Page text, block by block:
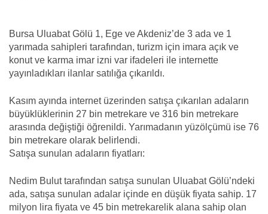
Bursa Uluabat Gölü 1, Ege ve Akdeniz’de 3 ada ve 1
yarımada sahipleri tarafından, turizm için imara açık ve
konut ve karma imar izni var ifadeleri ile internette
yayınladıkları ilanlar satılığa çıkarıldı.
Kasım ayında internet üzerinden satışa çıkarılan adaların
büyüklüklerinin 27 bin metrekare ve 316 bin metrekare
arasında değiştiği öğrenildi. Yarımadanın yüzölçümü ise 76
bin metrekare olarak belirlendi.
Satışa sunulan adaların fiyatları:
Nedim Bulut tarafından satışa sunulan Uluabat Gölü’ndeki
ada, satışa sunulan adalar içinde en düşük fiyata sahip. 17
milyon lira fiyata ve 45 bin metrekarelik alana sahip olan